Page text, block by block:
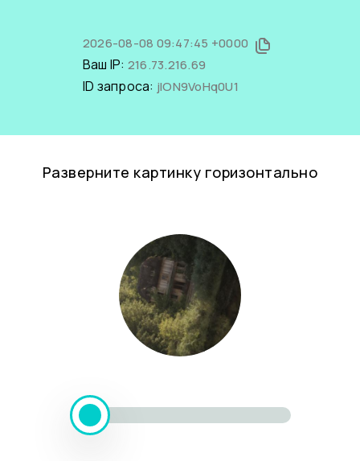
2026-08-08 09:47:45 +0000
Ваш IP: 216.73.216.69
ID запроса: jlON9VoHq0U1
Разверните картинку горизонтально